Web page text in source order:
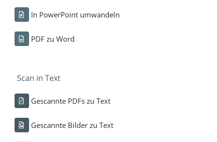
In PowerPoint umwandeln
PDF zu Word
Scan in Text
Gescannte PDFs zu Text
Gescannte Bilder zu Text